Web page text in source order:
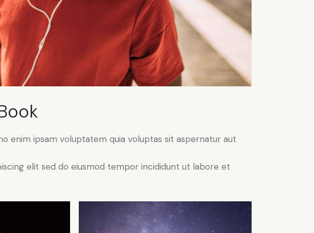
enim ipsam voluptatem quia voluptas sit aspernatur aut
elit sed do eiusmod tempor incididunt ut labore et